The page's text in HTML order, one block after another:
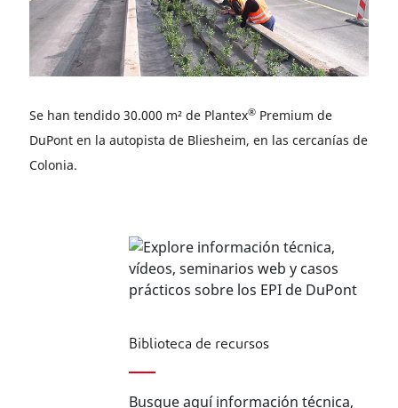
Se han tendido 30.000 m² de Plantex® Premium de
DuPont en la autopista de Bliesheim, en las cercanías de
Colonia.
Biblioteca de recursos
Busque aquí información técnica,